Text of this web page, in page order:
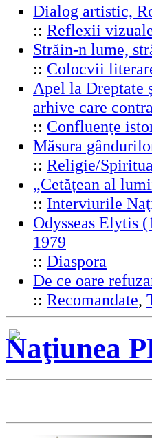
Dialog artistic,
:: Reflexii
Străin-n lume,
:: Colocvii
Apel la Dreptate
arhive care
:: Confluenţe
Măsura
:: Religie/
„Cetățean al
:: Interviurile
Odysseas Elytis
1979
:: Diaspora
De ce oare
:: Recomandate,
Naţiunea